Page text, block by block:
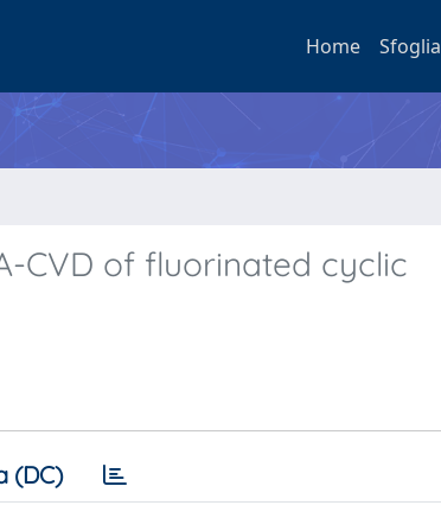
Home Sfoglia
CVD of fluorinated cyclic
(DC)